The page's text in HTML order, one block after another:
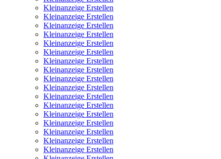
Kleinanzeige Erstellen
Kleinanzeige Erstellen
Kleinanzeige Erstellen
Kleinanzeige Erstellen
Kleinanzeige Erstellen
Kleinanzeige Erstellen
Kleinanzeige Erstellen
Kleinanzeige Erstellen
Kleinanzeige Erstellen
Kleinanzeige Erstellen
Kleinanzeige Erstellen
Kleinanzeige Erstellen
Kleinanzeige Erstellen
Kleinanzeige Erstellen
Kleinanzeige Erstellen
Kleinanzeige Erstellen
Kleinanzeige Erstellen